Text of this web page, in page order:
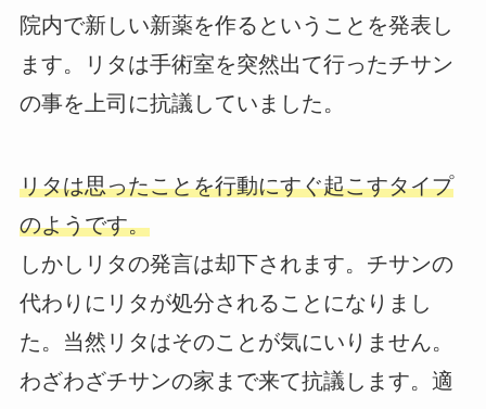
院内で新しい新薬を作るということを発表し
ます。リタは手術室を突然出て行ったチサン
の事を上司に抗議していました。
リタは思ったことを行動にすぐ起こすタイプ
のようです。
しかしリタの発言は却下されます。チサンの
代わりにリタが処分されることになりまし
た。当然リタはそのことが気にいりません。
わざわざチサンの家まで来て抗議します。適